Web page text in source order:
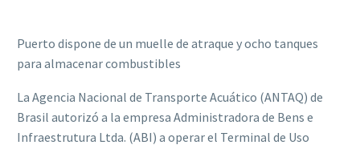
Puerto dispone de un muelle de atraque y ocho tanques
para almacenar combustibles
La Agencia Nacional de Transporte Acuático (ANTAQ) de
Brasil autorizó a la empresa Administradora de Bens e
Infraestrutura Ltda. (ABI) a operar el Terminal de Uso